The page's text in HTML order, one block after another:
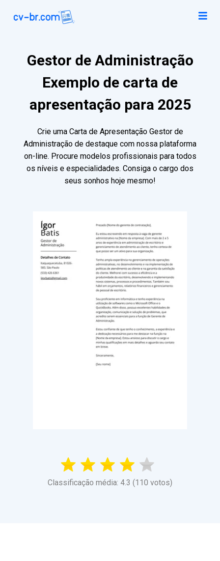
Gestor de Administração
Exemplo de carta de
apresentação para 2025
Crie uma Carta de Apresentação Gestor de
Administração de destaque com nossa plataforma
on-line. Procure modelos profissionais para todos
os níveis e especialidades. Consiga o cargo dos
seus sonhos hoje mesmo!
Classificação média: 4.3 (110 votos)